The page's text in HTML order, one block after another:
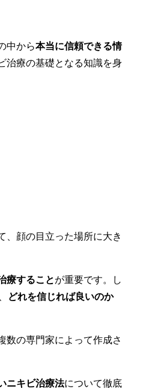
中から本当に信頼できる情
治療の基礎となる知識を身
、顔の目立った場所に大き
療することが重要です。し
どれを信じれば良いのか
数の専門家によって作成さ
ニキビ治療法について徹底